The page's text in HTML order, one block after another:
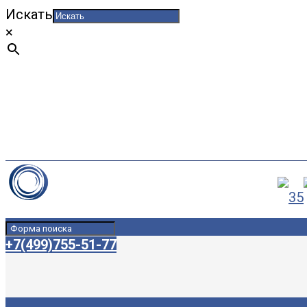
Искать
×
+7(499)755-51-77